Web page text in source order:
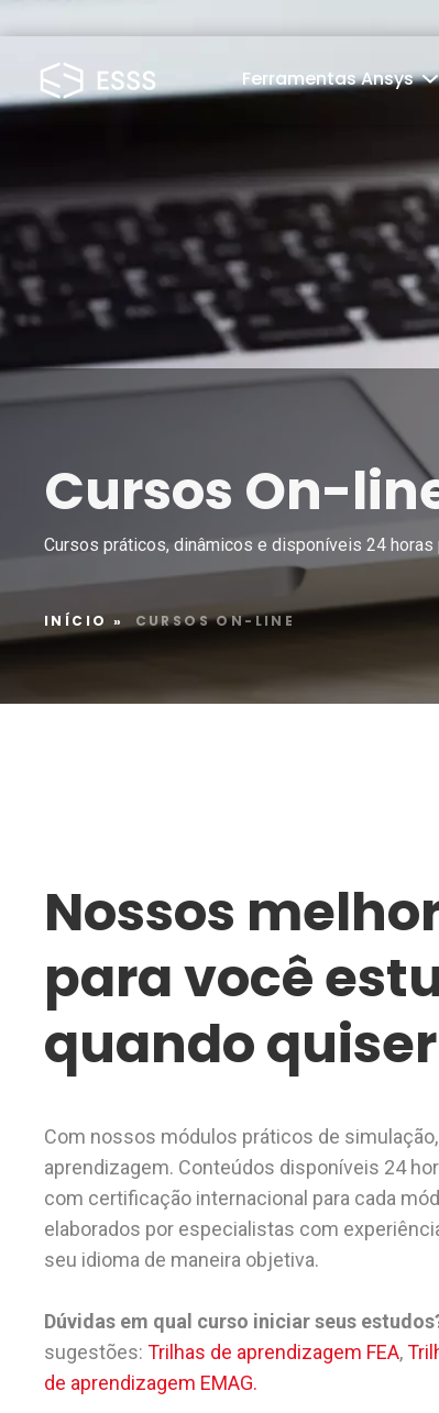
Ferramentas Ansys
Cursos On-
Cursos práticos, dinâmicos e disponíveis 24 horas
INÍCIO » CURSOS ON-LINE
Nossos
para você
quando quiser
Com nossos módulos práticos de
aprendizagem. Conteúdos disponíveis 24
com certificação internacional para cada
elaborados por especialistas com
seu idioma de maneira objetiva.
Dúvidas em qual curso iniciar seus
sugestões: Trilhas de aprendizagem FEA,
de aprendizagem EMAG.